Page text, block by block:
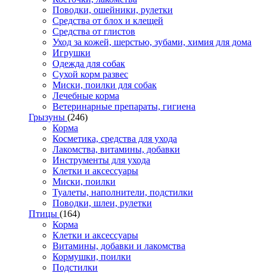
Поводки, ошейники, рулетки
Средства от блох и клещей
Средства от глистов
Уход за кожей, шерстью, зубами, химия для дома
Игрушки
Одежда для собак
Сухой корм развес
Миски, поилки для собак
Лечебные корма
Ветеринарные препараты, гигиена
Грызуны (246)
Корма
Косметика, средства для ухода
Лакомства, витамины, добавки
Инструменты для ухода
Клетки и аксессуары
Миски, поилки
Туалеты, наполнители, подстилки
Поводки, шлеи, рулетки
Птицы (164)
Корма
Клетки и аксессуары
Витамины, добавки и лакомства
Кормушки, поилки
Подстилки